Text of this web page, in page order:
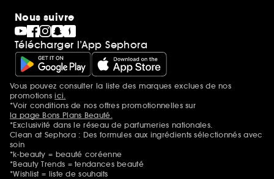
Nous suivre
Télécharger l’App Sephora
Mentions additionnelles
Vous pouvez consulter la liste des marques exclues de nos
promotionsici.
*Voir conditions de nos offres promotionnelles sur
la page Bons Plans Beauté.
*Exclusivité dans le réseau de parfumeries nationales.
Clean at Sephora : Des formules aux ingrédients sélectionnés avec
soin
*k-beauty = beauté coréenne
*Beauty Trends = tendances beauté
*Wishlist = liste de souhaits